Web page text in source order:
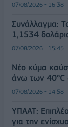
07/08/2026 - 16:38
Συνάλλαγμα:
1,1534
07/08/2026 - 15:45
Νέο κύμα
άνω των 40°C
07/08/2026 - 14:58
ΥΠΑΑΤ:
για την